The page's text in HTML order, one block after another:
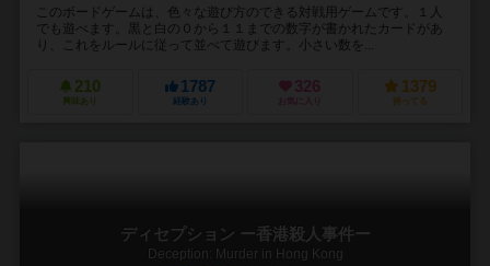
このボードゲームは、色々な遊び方のできる対戦用ゲームです。１人
でも遊べます。黒と白の０から１１までの数字が書かれたカードがあ
り、これをルールに従って並べて遊びます。小さい数を...
210
興味あり
1787
経験あり
326
お気に入り
1379
持ってる
ディセプション ー香港殺人事件ー
Deception: Murder in Hong Kong